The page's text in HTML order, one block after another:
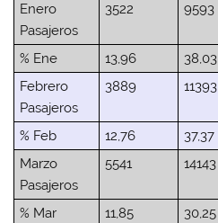
Enero
Pasajeros
3522 9593
% Ene 13,96 38,03
Febrero
Pasajeros
3889 11393
% Feb 12,76 37,37
Marzo
Pasajeros
5541 14143
% Mar 11,85 30,25